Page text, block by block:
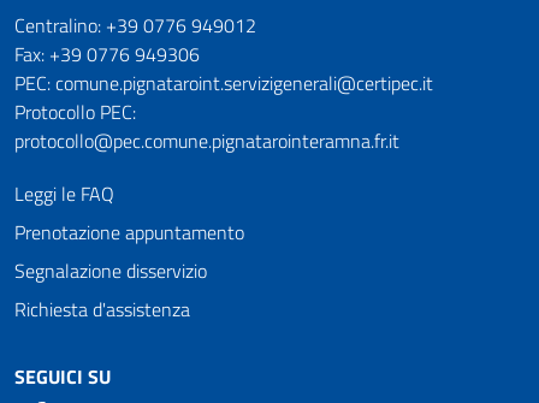
Numeri utili
Centralino: +39 0776 949012
Fax: +39 0776 949306
PEC: comune.pignataroint.servizigenerali@certipec.it
Protocollo PEC:
protocollo@pec.comune.pignatarointeramna.fr.it
Leggi le FAQ
Prenotazione appuntamento
Segnalazione disservizio
Richiesta d'assistenza
SEGUICI SU